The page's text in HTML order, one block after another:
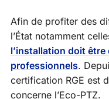
Afin de profiter des
l’État notamment
l’installation doit
professionnels.
certification RGE est
concerne l’Eco-PTZ.